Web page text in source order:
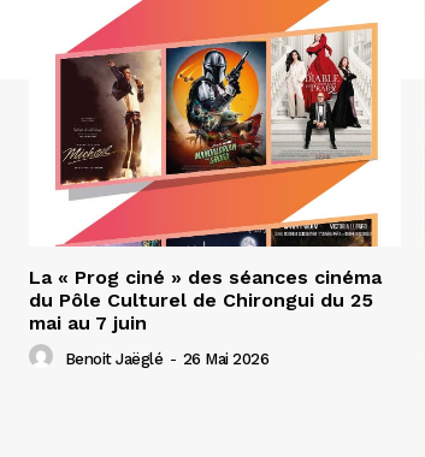
La « Prog ciné » des séances cinéma
du Pôle Culturel de Chirongui du 25
mai au 7 juin
Benoit Jaëglé - 26 Mai 2026